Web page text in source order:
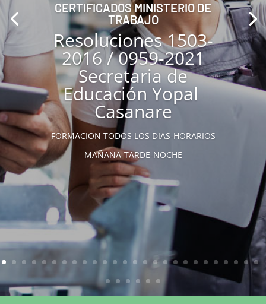
CERTIFICADOS MINISTERIO DE
TRABAJO
Resoluciones 1503-
2016 / 0959-2021
Secretaria de
Educación Yopal
Casanare
FORMACION TODOS LOS DIAS-HORARIOS
MAÑANA-TARDE-NOCHE